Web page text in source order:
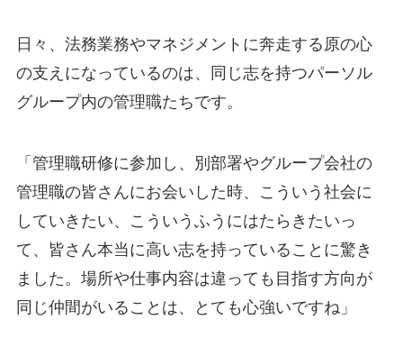
日々、法務業務やマネジメントに奔走する原の心
の支えになっているのは、同じ志を持つパーソル
グループ内の管理職たちです。
「管理職研修に参加し、別部署やグループ会社の
管理職の皆さんにお会いした時、こういう社会に
していきたい、こういうふうにはたらきたいっ
て、皆さん本当に高い志を持っていることに驚き
ました。場所や仕事内容は違っても目指す方向が
同じ仲間がいることは、とても心強いですね」